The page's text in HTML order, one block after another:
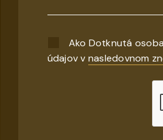
Ako Dotknutá
údajov v nasledovnom